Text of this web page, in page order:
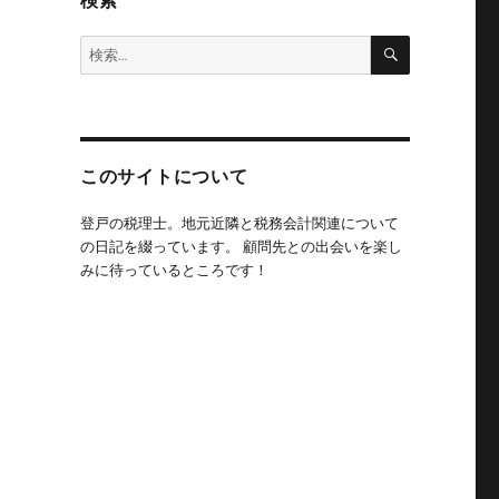
検
索:
検
このサイトについて
登戸の税理士。地元近隣と税務会計関連について
の日記を綴っています。 顧問先との出会いを楽し
みに待っているところです！